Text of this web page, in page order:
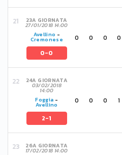
23A GIORNATA
27/01/2018 14:00
Avellino -
Cremonese
0-0
0 0 0 0
24A GIORNATA
03/02/2018
14:00
Foggia -
Avellino
2-1
0 0 0 1
26A GIORNATA
17/02/2018 14:00